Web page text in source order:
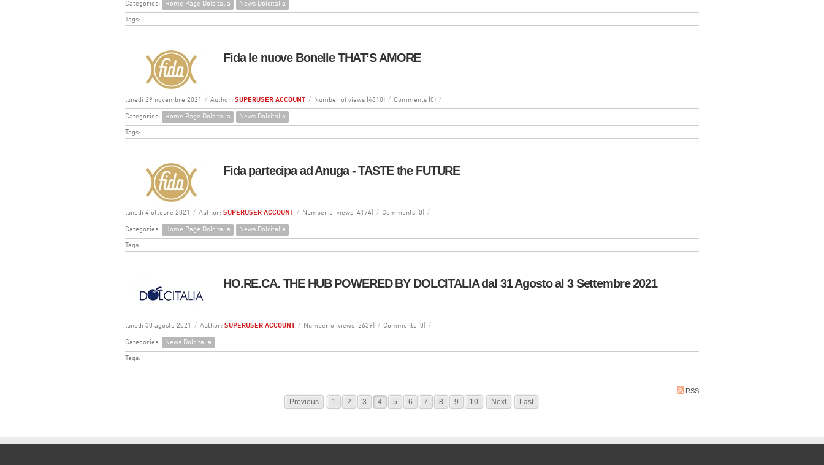
Categories: Home Page Dolcitalia News Dolcitalia
Tags:
Fida le nuove Bonelle THAT’S AMORE
lunedì 29 novembre 2021 / Author: SUPERUSER ACCOUNT / Number of views (4810) / Comments (0) /
Categories: Home Page Dolcitalia News Dolcitalia
Tags:
Fida partecipa ad Anuga - TASTE the FUTURE
lunedì 4 ottobre 2021 / Author: SUPERUSER ACCOUNT / Number of views (4174) / Comments (0) /
Categories: Home Page Dolcitalia News Dolcitalia
Tags:
HO.RE.CA. THE HUB POWERED BY DOLCITALIA dal 31 Agosto al 3 Settembre 2021
lunedì 30 agosto 2021 / Author: SUPERUSER ACCOUNT / Number of views (2639) / Comments (0) /
Categories: News Dolcitalia
Tags:
RSS
Previous 1 2 3 4 5 6 7 8 9 10 Next Last